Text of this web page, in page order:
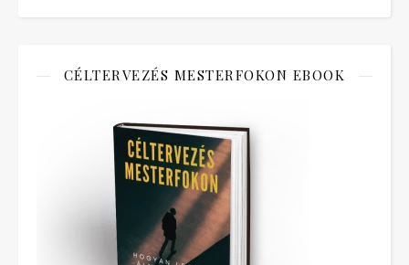
CÉLTERVEZÉS MESTERFOKON EBOOK